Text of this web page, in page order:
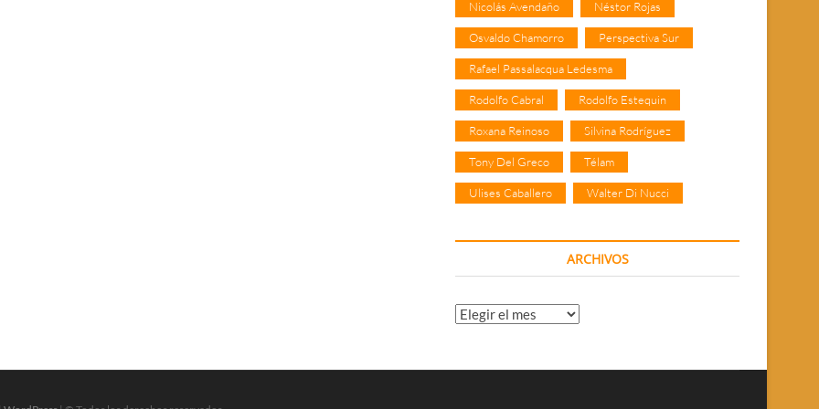
Nicolás Avendaño Néstor Rojas
Osvaldo Chamorro Perspectiva Sur
Rafael Passalacqua Ledesma
Rodolfo Cabral Rodolfo Estequin
Roxana Reinoso Silvina Rodríguez
Tony Del Greco Télam
Ulises Caballero Walter Di Nucci
ARCHIVOS
Archivos